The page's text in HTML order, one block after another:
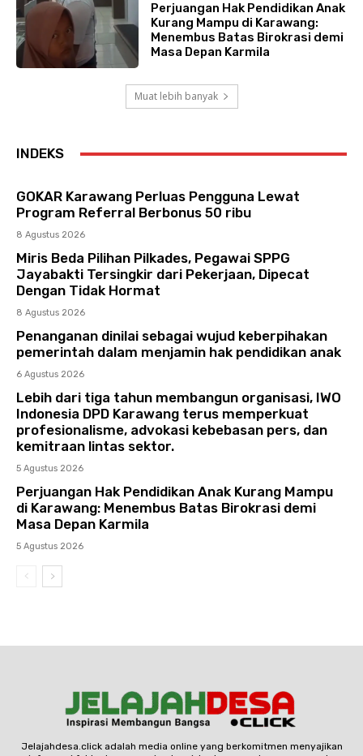
Perjuangan Hak Pendidikan Anak
Kurang Mampu di Karawang:
Menembus Batas Birokrasi demi
Masa Depan Karmila
Muat lebih banyak
INDEKS
GOKAR Karawang Perluas Pengguna Lewat
Program Referral Berbonus 50 ribu
8 Agustus 2026
Miris Beda Pilihan Pilkades, Pegawai SPPG
Jayabakti Tersingkir dari Pekerjaan, Dipecat
Dengan Tidak Hormat
8 Agustus 2026
Penanganan dinilai sebagai wujud keberpihakan
pemerintah dalam menjamin hak pendidikan anak
6 Agustus 2026
Lebih dari tiga tahun membangun organisasi, IWO
Indonesia DPD Karawang terus memperkuat
profesionalisme, advokasi kebebasan pers, dan
kemitraan lintas sektor.
5 Agustus 2026
Perjuangan Hak Pendidikan Anak Kurang Mampu
di Karawang: Menembus Batas Birokrasi demi
Masa Depan Karmila
5 Agustus 2026
Jelajahdesa.click adalah media online yang berkomitmen menyajikan